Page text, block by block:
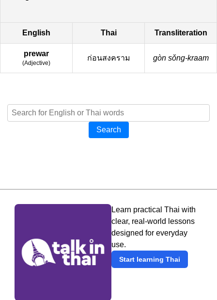
English Thai Transliteration
prewar
(Adjective)
ก่อนสงคราม gòn sǒng-kraam
Search
Learn practical Thai with
clear, real-world lessons
designed for everyday
use.
Start learning Thai